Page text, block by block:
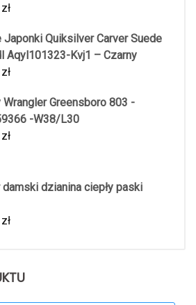
zł
Japonki Quiksilver Carver Suede
Aqyl101323-Kvj1 – Czarny
zł
Greensboro 803 -
-W38/L30
zł
dzianina ciepły paski
zł